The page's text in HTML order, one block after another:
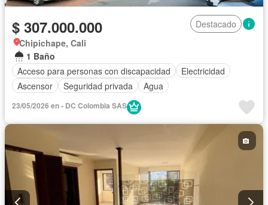
$ 307.000.000
Destacado
Chipichape, Cali
1 Baño
Acceso para personas con discapacidad
Electricidad
Ascensor
Seguridad privada Agua
23/05/2026 en - DC Colombia SAS